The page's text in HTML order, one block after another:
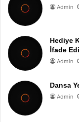
Admin
Hediye
İfade
Admin
Dansa
Admin